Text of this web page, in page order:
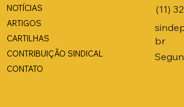
NOTÍCIAS
ARTIGOS
CARTILHAS
CONTRIBUIÇÃO SINDICAL
CONTATO
(11)
br